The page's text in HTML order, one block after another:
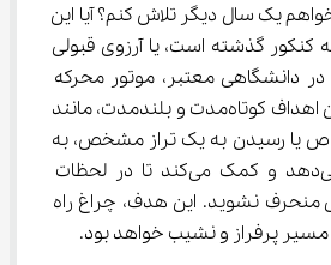
بپرسید: چرا می‌خواهم یک سال دیگر تلاش کنم؟ آیا این
کنکور گذشته است، یا آرزوی قبولی
دانشگاهی معتبر، موتور محرکه
اصلی شماست؟ تعیین اهداف کوتاه‌مدت و بلندمدت، مانند
یا رسیدن به یک تراز مشخص، به
شما انگیزه لازم را می‌دهد و کمک می‌کند تا در لحظات
منحرف نشوید. این هدف، چراغ راه
پرفراز و نشیب خواهد بود.